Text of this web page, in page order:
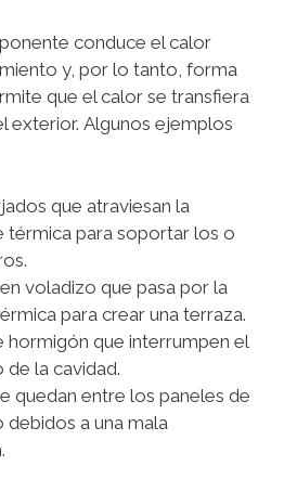
conduce el calor
y, por lo tanto, forma
que el calor se transfiera
exterior. Algunos ejemplos
que atraviesan la
térmica para soportar los o
voladizo que pasa por la
para crear una terraza.
hormigón que interrumpen el
de la cavidad.
quedan entre los paneles de
debidos a una mala